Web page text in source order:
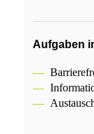
Aufgaben